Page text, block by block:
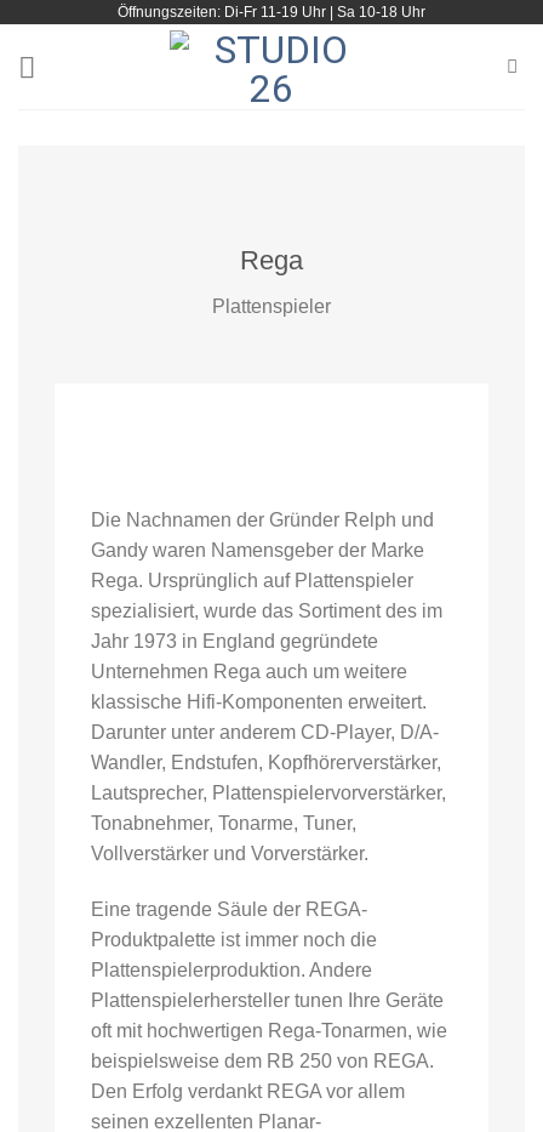
springen
Öffnungszeiten: Di-Fr 11-19 Uhr | Sa 10-18 Uhr
Rega
Plattenspieler
Die Nachnamen der Gründer Relph und
Gandy waren Namensgeber der Marke
Rega. Ursprünglich auf Plattenspieler
spezialisiert, wurde das Sortiment des im
Jahr 1973 in England gegründete
Unternehmen Rega auch um weitere
klassische Hifi-Komponenten erweitert.
Darunter unter anderem CD-Player, D/A-
Wandler, Endstufen, Kopfhörerverstärker,
Lautsprecher, Plattenspielervorverstärker,
Tonabnehmer, Tonarme, Tuner,
Vollverstärker und Vorverstärker.
Eine tragende Säule der REGA-
Produktpalette ist immer noch die
Plattenspielerproduktion. Andere
Plattenspielerhersteller tunen Ihre Geräte
oft mit hochwertigen Rega-Tonarmen, wie
beispielsweise dem RB 250 von REGA.
Den Erfolg verdankt REGA vor allem
seinen exzellenten Planar-